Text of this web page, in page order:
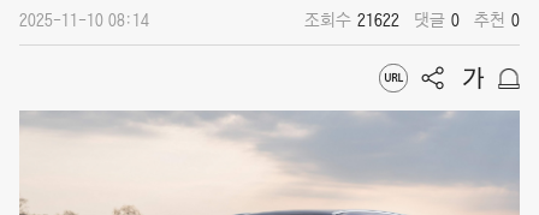
2025-11-10 08:14 조회수 21622 댓글 0 추천 0